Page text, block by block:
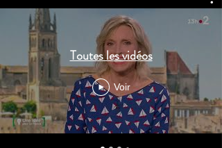
Toutes les vidéos
Voir